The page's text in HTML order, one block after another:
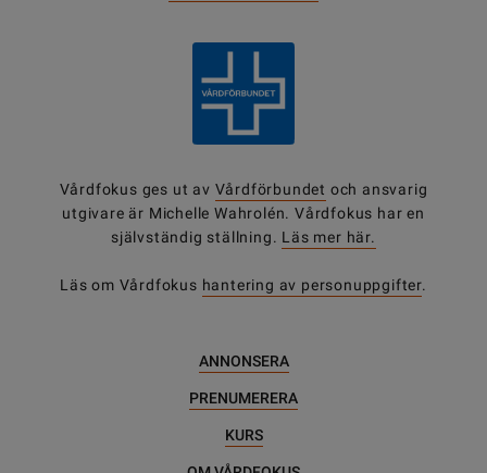
Vårdfokus ges ut av Vårdförbundet och ansvarig
utgivare är Michelle Wahrolén. Vårdfokus har en
självständig ställning. Läs mer här.
Läs om Vårdfokus hantering av personuppgifter.
ANNONSERA
PRENUMERERA
KURS